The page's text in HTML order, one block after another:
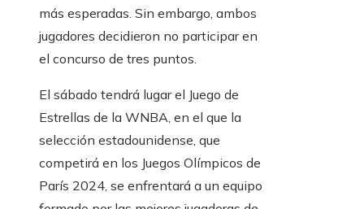
más esperadas. Sin embargo, ambos
jugadores decidieron no participar en
el concurso de tres puntos.
El sábado tendrá lugar el Juego de
Estrellas de la WNBA, en el que la
selección estadounidense, que
competirá en los Juegos Olímpicos de
París 2024, se enfrentará a un equipo